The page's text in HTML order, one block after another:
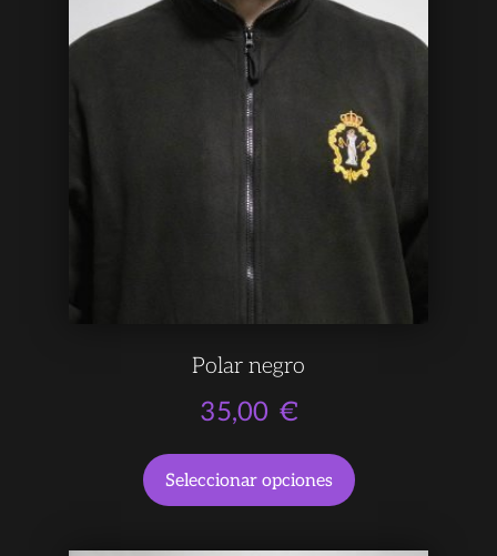
Polar negro
35,00 €
Seleccionar opciones